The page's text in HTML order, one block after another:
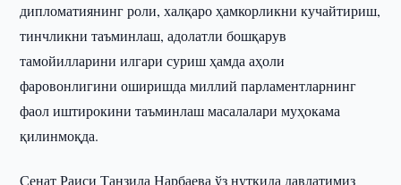
дипломатиянинг роли, халқаро ҳамкорликни кучайтириш,
тинчликни таъминлаш, адолатли бошқарув
тамойилларини илгари суриш ҳамда аҳоли
фаровонлигини оширишда миллий парламентларнинг
фаол иштирокини таъминлаш масалалари муҳокама
қилинмоқда.
Сенат Раиси Танзила Нарбаева ўз нутқида давлатимиз